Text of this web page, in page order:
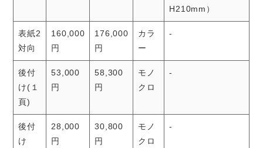
H210mm）
表紙2
対向
160,000
円
176,000
円
カラ
ー
-
後付
け(１
頁)
53,000
円
58,300
円
モノ
クロ
-
後付
け
28,000
円
30,800
円
モノ
クロ
-